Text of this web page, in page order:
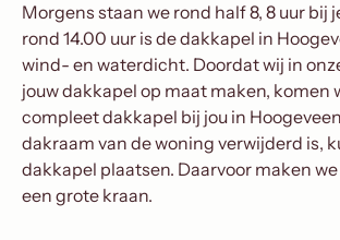
Morgens staan we rond half 8, 8 uur bij
rond 14.00 uur is de dakkapel in
wind- en waterdicht. Doordat wij in
jouw dakkapel op maat maken, komen
compleet dakkapel bij jou in
dakraam van de woning verwijderd is,
dakkapel plaatsen. Daarvoor maken
een grote kraan.